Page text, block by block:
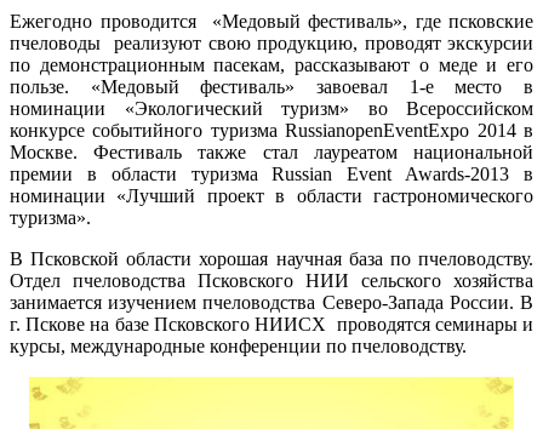
Ежегодно проводится «Медовый фестиваль», где псковские
пчеловоды реализуют свою продукцию, проводят экскурсии
по демонстрационным пасекам, рассказывают о меде и его
пользе. «Медовый фестиваль» завоевал 1-е место в
номинации «Экологический туризм» во Всероссийском
конкурсе событийного туризма RussianopenEventExpo 2014 в
Москве. Фестиваль также стал лауреатом национальной
премии в области туризма Russian Event Awards-2013 в
номинации «Лучший проект в области гастрономического
туризма».
В Псковской области хорошая научная база по пчеловодству.
Отдел пчеловодства Псковского НИИ сельского хозяйства
занимается изучением пчеловодства Северо-Запада России. В
г. Пскове на базе Псковского НИИСХ проводятся семинары и
курсы, международные конференции по пчеловодству.